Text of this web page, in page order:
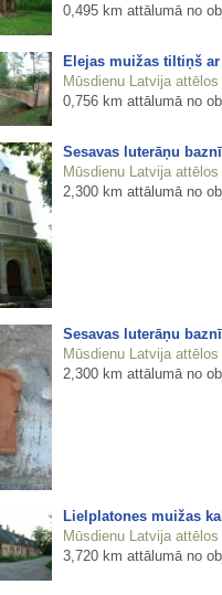
0,495 km attālumā no
Elejas muižas tiltiņš
Mūsdienu Latvija attēlos
0,756 km attālumā no
Sesavas luterāņu
Mūsdienu Latvija attēlos
2,300 km attālumā no
Sesavas luterāņu
Mūsdienu Latvija attēlos
2,300 km attālumā no
Lielplatones muižas
Mūsdienu Latvija attēlos
3,720 km attālumā no